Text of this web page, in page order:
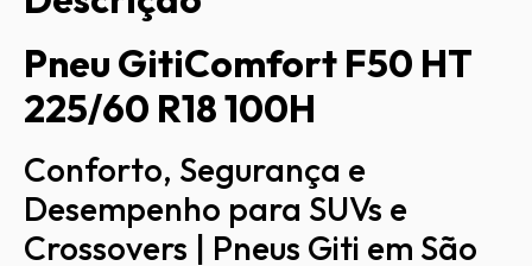
Pneu GitiComfort F50 HT
225/60 R18 100H
Conforto, Segurança e
Desempenho para SUVs e
Crossovers | Pneus Giti em São